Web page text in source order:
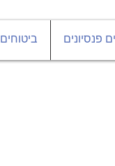
ביטוחים פנסיונים